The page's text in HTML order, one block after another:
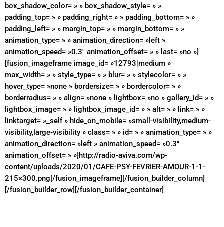
box_shadow_color= » » box_shadow_style= » »
padding_top= » » padding_right= » » padding_bottom= » »
padding_left= » » margin_top= » » margin_bottom= » »
animation_type= » » animation_direction= »left »
animation_speed= »0.3″ animation_offset= » » last= »no »]
[fusion_imageframe image_id= »12793|medium »
max_width= » » style_type= » » blur= » » stylecolor= » »
hover_type= »none » bordersize= » » bordercolor= » »
borderradius= » » align= »none » lightbox= »no » gallery_id= » »
lightbox_image= » » lightbox_image_id= » » alt= » » link= » »
linktarget= »_self » hide_on_mobile= »small-visibility,medium-
visibility,large-visibility » class= » » id= » » animation_type= » »
animation_direction= »left » animation_speed= »0.3″
animation_offset= » »]http://radio-aviva.com/wp-
content/uploads/2020/01/CAFE-PSY-FEVRIER-AMOUR-1-1-
215×300.png[/fusion_imageframe][/fusion_builder_column]
[/fusion_builder_row][/fusion_builder_container]